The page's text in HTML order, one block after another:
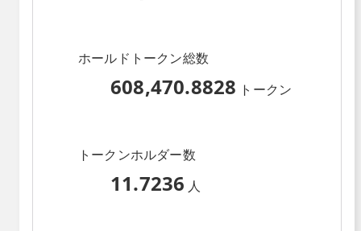
ホールドトークン総数
608,470.8828 トークン
トークンホルダー数
11.7236 人